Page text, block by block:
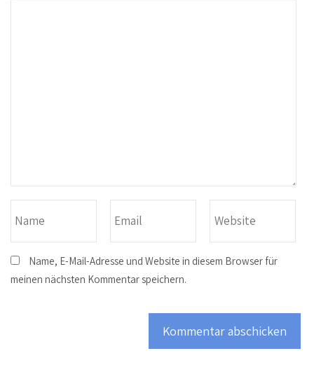
Name, E-Mail-Adresse und Website in diesem Browser für
meinen nächsten Kommentar speichern.